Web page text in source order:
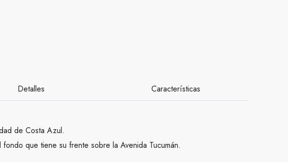
Detalles Características
de Costa Azul.
que tiene su frente sobre la Avenida Tucumán.